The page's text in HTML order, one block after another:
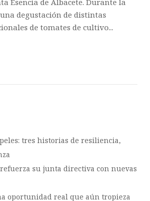
Esencia de Albacete. Durante la
degustación de distintas
de tomates de cultivo...
tres historias de resiliencia,
su junta directiva con nuevas
oportunidad real que aún tropieza